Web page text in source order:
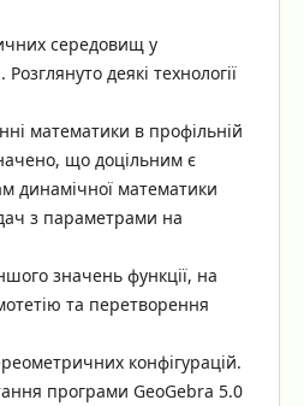
середовищ у
деякі технології
математики в профільній
що доцільним є
динамічної математики
з параметрами на
значень функції, на
та перетворення
конфігурацій.
програми GeoGebra 5.0